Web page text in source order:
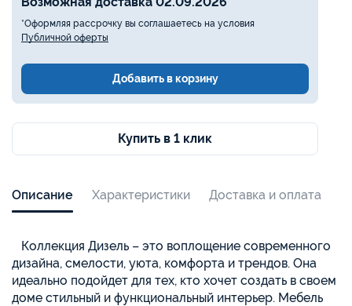
*Оформляя рассрочку вы соглашаетесь на условия
Публичной оферты
Добавить в корзину
Купить в 1 клик
Описание Характеристики Доставка и оплата
Коллекция Дизель – это воплощение современного
дизайна, смелости, уюта, комфорта и трендов. Она
идеально подойдет для тех, кто хочет создать в своем
доме стильный и функциональный интерьер. Мебель